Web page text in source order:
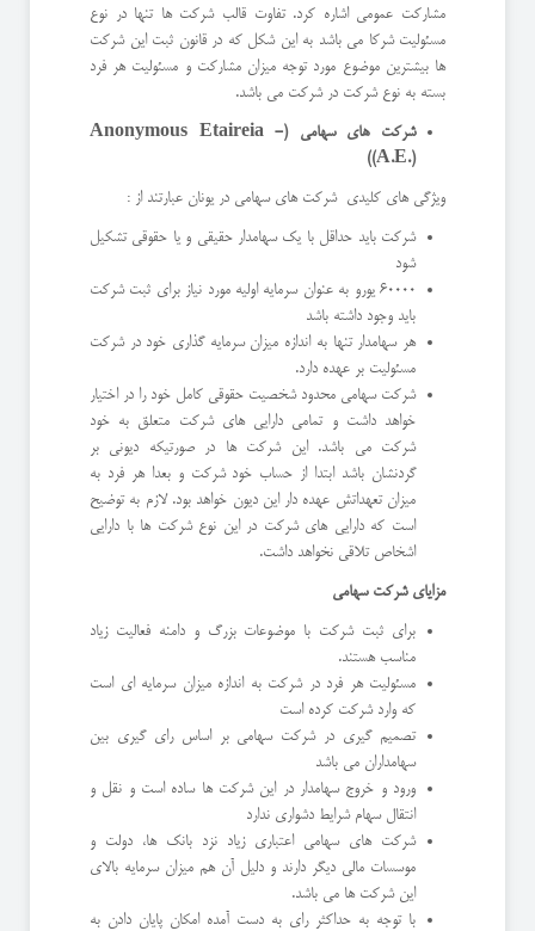
مشارکت عمومی اشاره کرد. تفاوت قالب شرکت ها تنها در نوع
مسئولیت شرکا می باشد به این شکل که در قانون ثبت این شرکت
ها بیشترین موضوع مورد توجه میزان مشارکت و مسئولیت هر فرد
بسته به نوع شرکت در شرکت می باشد.
شرکت های سهامی (
- Anonymous Etaireia
(A.E.)
)
ویژگی های کلیدی شرکت های سهامی در یونان عبارتند از :
شرکت باید حداقل با یک سهامدار حقیقی و یا حقوقی تشکیل
شود
60000 یورو به عنوان سرمایه اولیه مورد نیاز برای ثبت شرکت
باید وجود داشته باشد
هر سهامدار تنها به اندازه میزان سرمایه گذاری خود در شرکت
مسئولیت بر عهده دارد.
شرکت سهامی محدود شخصیت حقوقی کامل خود را در اختیار
خواهد داشت و تمامی دارایی های شرکت متعلق به خود
شرکت می باشد. این شرکت ها در صورتیکه دیونی بر
گردنشان باشد ابتدا از حساب خود شرکت و بعدا هر فرد به
میزان تعهداتش عهده دار این دیون خواهد بود. لازم به توضیح
است که دارایی های شرکت در این نوع شرکت ها با دارایی
اشخاص تلاقی نخواهد داشت.
مزایای شرکت سهامی
برای ثبت شرکت با موضوعات بزرگ و دامنه فعالیت زیاد
مناسب هستند.
مسئولیت هر فرد در شرکت به اندازه میزان سرمایه ای است
که وارد شرکت کرده است
تصمیم گیری در شرکت سهامی بر اساس رای گیری بین
سهامداران می باشد
ورود و خروج سهامدار در این شرکت ها ساده است و نقل و
انتقال سهام شرایط دشواری ندارد
شرکت های سهامی اعتباری زیاد نزد بانک ها، دولت و
موسسات مالی دیگر دارند و دلیل آن هم میزان سرمایه بالای
این شرکت ها می باشد.
با توجه به حداکثر رای به دست آمده امکان پایان دادن به